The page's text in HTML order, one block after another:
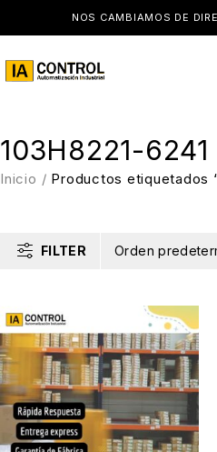
NOS CAMBIAMOS DE
103H8221-6241
Inicio / Productos etiquetados
FILTER Orden